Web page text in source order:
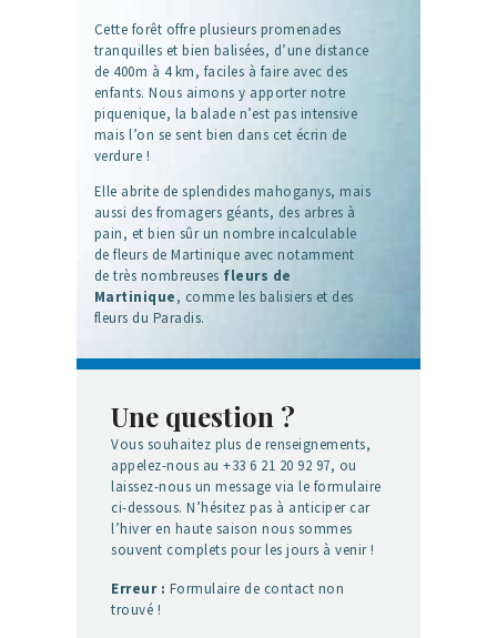
Cette forêt offre plusieurs promenades
tranquilles et bien balisées, d’une distance
de 400m à 4 km, faciles à faire avec des
enfants. Nous aimons y apporter notre
piquenique, la balade n’est pas intensive
mais l’on se sent bien dans cet écrin de
verdure !
Elle abrite de splendides mahoganys, mais
aussi des fromagers géants, des arbres à
pain, et bien sûr un nombre incalculable
de fleurs de Martinique avec notamment
de très nombreuses fleurs de
Martinique, comme les balisiers et des
fleurs du Paradis.
Une question ?
Vous souhaitez plus de renseignements,
appelez-nous au +33 6 21 20 92 97, ou
laissez-nous un message via le formulaire
ci-dessous. N’hésitez pas à anticiper car
l’hiver en haute saison nous sommes
souvent complets pour les jours à venir !
Erreur : Formulaire de contact non
trouvé !